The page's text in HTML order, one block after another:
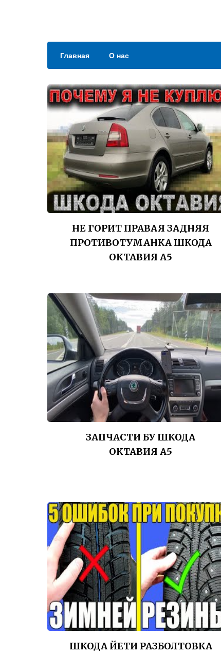
Главная О нас
НЕ ГОРИТ ПРАВАЯ ЗАДНЯЯ
ПРОТИВОТУМАНКА ШКОДА
ОКТАВИЯ А5
ЗАПЧАСТИ БУ ШКОДА
ОКТАВИЯ А5
ШКОДА ЙЕТИ РАЗБОЛТОВКА